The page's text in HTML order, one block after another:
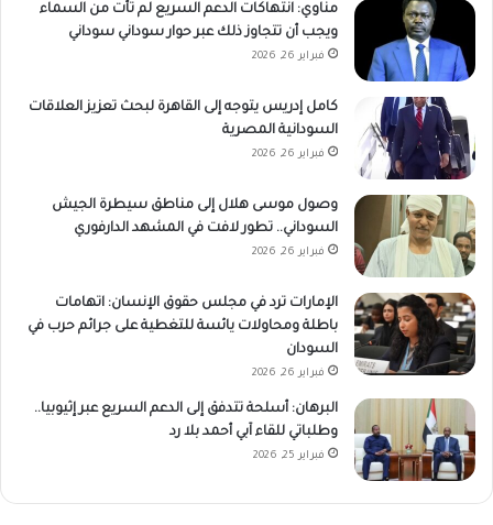
مناوي: انتهاكات الدعم السريع لم تأت من السماء
ويجب أن تتجاوز ذلك عبر حوار سوداني سوداني
فبراير 26, 2026
كامل إدريس يتوجه إلى القاهرة لبحث تعزيز العلاقات
السودانية المصرية
فبراير 26, 2026
وصول موسى هلال إلى مناطق سيطرة الجيش
السوداني.. تطور لافت في المشهد الدارفوري
فبراير 26, 2026
الإمارات ترد في مجلس حقوق الإنسان: اتهامات
باطلة ومحاولات يائسة للتغطية على جرائم حرب في
السودان
فبراير 26, 2026
البرهان: أسلحة تتدفق إلى الدعم السريع عبر إثيوبيا..
وطلباتي للقاء آبي أحمد بلا رد
فبراير 25, 2026